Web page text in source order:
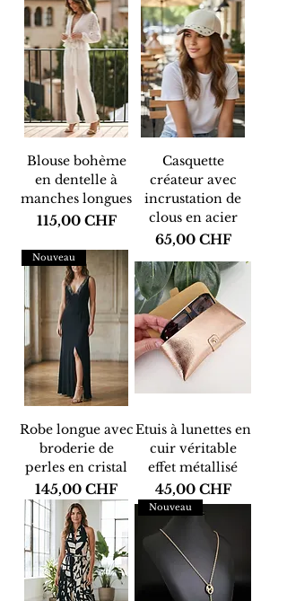
Blouse bohème
en dentelle à
manches longues
Prix
115,00 CHF
Casquette
créateur avec
incrustation de
clous en acier
Prix
65,00 CHF
Nouveau
Robe longue avec
broderie de
perles en cristal
Prix
145,00 CHF
Etuis à lunettes en
cuir véritable
effet métallisé
Prix
45,00 CHF
Nouveau